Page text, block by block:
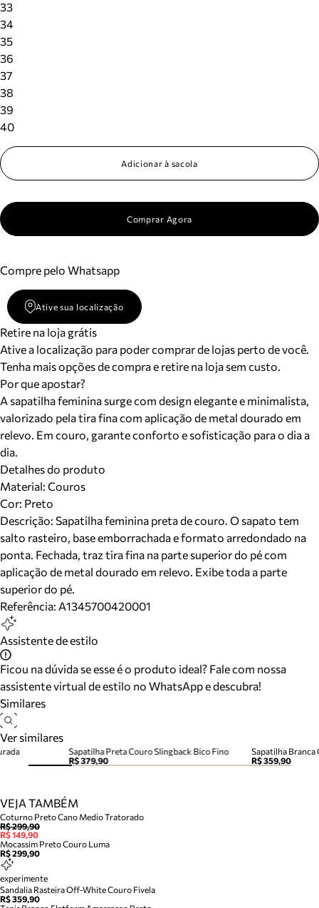
33
34
35
36
37
38
39
40
Adicionar à sacola
Comprar Agora
Compre pelo Whatsapp
Ative sua localização
Retire na loja grátis
Ative a localização para poder comprar de lojas perto de você.
Tenha mais opções de compra e retire na loja sem custo.
Por que apostar?
A sapatilha feminina surge com design elegante e minimalista,
valorizado pela tira fina com aplicação de metal dourado em
relevo. Em couro, garante conforto e sofisticação para o dia a
dia.
Detalhes do produto
Material: Couros
Cor: Preto
Descrição: Sapatilha feminina preta de couro. O sapato tem
salto rasteiro, base emborrachada e formato arredondado na
ponta. Fechada, traz tira fina na parte superior do pé com
aplicação de metal dourado em relevo. Exibe toda a parte
superior do pé.
Referência: A1345700420001
Assistente de estilo
Ficou na dúvida se esse é o produto ideal? Fale com nossa
assistente virtual de estilo no WhatsApp e descubra!
Similares
Ver similares
Sapatilha Preta Couro Slingback Bico Fino
R$ 379,90
R$ 359,90
VEJA TAMBÉM
Coturno Preto Cano Medio Tratorado
R$ 299,90
R$ 149,90
Mocassim Preto Couro Luma
R$ 299,90
experimente
Sandalia Rasteira Off-White Couro Fivela
R$ 359,90